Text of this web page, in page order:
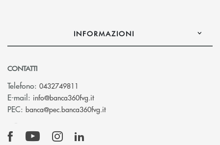
INFORMAZIONI
CONTATTI
Telefono: 0432749811
E-mail: info@banca360fvg.it(si apre l’app di posta elettronica)
PEC: banca@pec.banca360fvg.it(si apre l’app di posta elettronica)